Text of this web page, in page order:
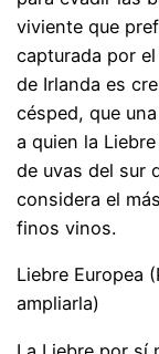
viviente que
capturada por
de Irlanda es
césped, que
a quien la
de uvas del sur
considera el
finos vinos.
Liebre Europea
ampliarla)